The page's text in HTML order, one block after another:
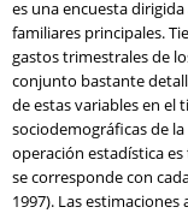
es una encuesta
familiares principales.
gastos trimestrales de
conjunto bastante
de estas variables en el
sociodemográficas de
operación estadística
se corresponde con
1997). Las